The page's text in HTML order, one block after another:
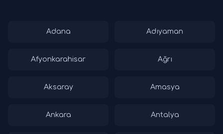
Adana Adıyaman
Afyonkarahisar Ağrı
Aksaray Amasya
Ankara Antalya